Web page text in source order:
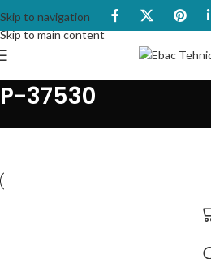
Skip to navigation
Skip to main content
P-37530